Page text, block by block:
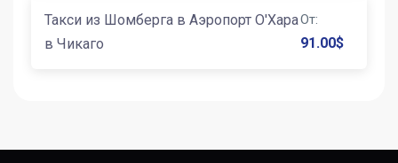
Такси из Шомберга в Аэропорт О'Хара
в Чикаго
От:
91.00$